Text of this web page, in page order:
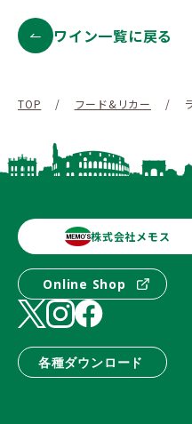
ワイン一覧に戻る
TOP / フード&リカー /
株式会社メモス
Online Shop
各種ダウンロード